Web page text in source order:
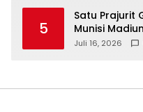
5
Satu Prajurit
Munisi
Ledakan
Juli 16, 2026